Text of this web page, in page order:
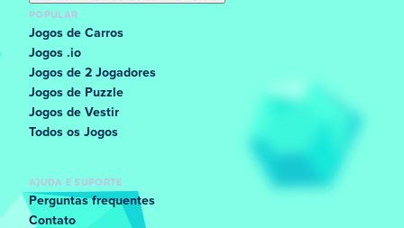
POPULAR
Jogos de Carros
Jogos .io
Jogos de 2 Jogadores
Jogos de Puzzle
Jogos de Vestir
Todos os Jogos
AJUDA E SUPORTE
Perguntas frequentes
Contato